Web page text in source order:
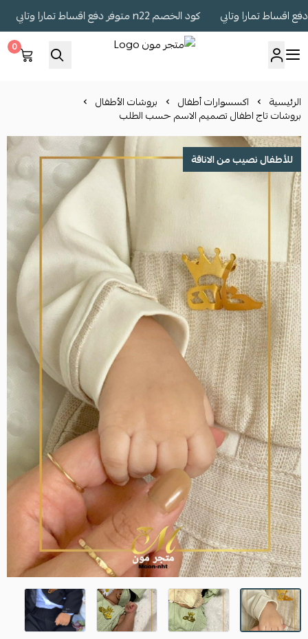
كود الخصم n22 متوفر دفع اقساط تمارا وتابي
0
الرئيسية اكسسوارات أطفال بروشات الأطفال
بروشات تاج اطفال تصميم الاسم حسب الطلب
للأطفال نصيب من الاناقة